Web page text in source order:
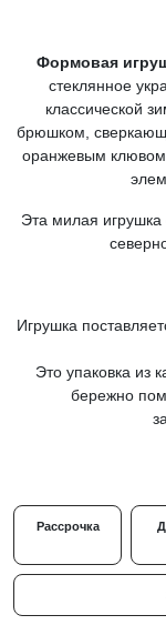
Формовая
стеклянное
классической
брюшком,
оранжевым
Эта милая игрушка
Игрушка
Это упаковка из
бережно
Рассрочка